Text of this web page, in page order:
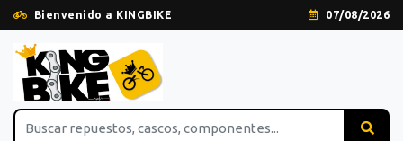
Bienvenido a KINGBIKE 07/08/2026